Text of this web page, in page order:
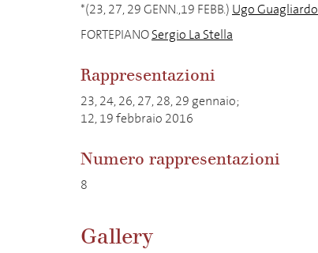
*(23, 27, 29 GENN.,19 FEBB.) Ugo Guagliardo
FORTEPIANOSergio La Stella
Rappresentazioni
23, 24, 26, 27, 28, 29 gennaio;
12, 19 febbraio 2016
Numero rappresentazioni
8
Gallery